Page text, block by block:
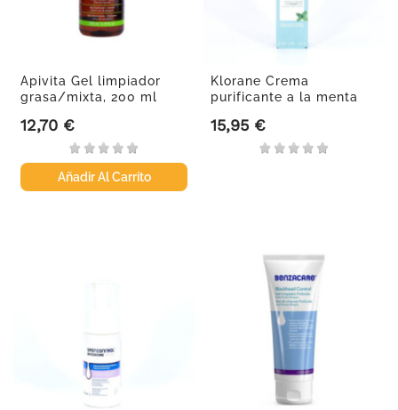
Apivita Gel limpiador
grasa/mixta, 200 ml
Precio
12,70 €
Añadir Al Carrito
Klorane Crema
purificante a la menta
Precio
15,95 €